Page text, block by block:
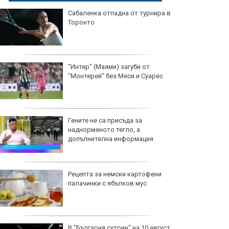
Сабаленка отпадна от турнира в
Торонто
"Интер" (Маями) загуби от
"Монтерей" без Меси и Суарес
Гените не са присъда за
наднорменото тегло, а
допълнителна информация
Рецепта за немски картофени
палачинки с ябълков мус